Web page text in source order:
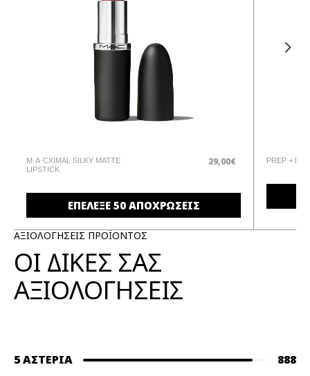
M·A·CXIMAL SILKY MATTE
LIPSTICK
29,00€
ΕΠΕΛΕΞΕ 50 ΑΠΟΧΡΩΣΕΙΣ
PREP +
ΑΞΙΟΛΟΓΗΣΕΙΣ ΠΡΟΪΟΝΤΟΣ
ΟΙ ΔΙΚΕΣ ΣΑΣ
ΑΞΙΟΛΟΓΗΣΕΙΣ
5 ΑΣΤΈΡΙΑ
888